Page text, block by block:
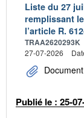
Liste du 27
remplissant
l’article R.
TRAA2620293K
27-07-2026
Publié le : 25-